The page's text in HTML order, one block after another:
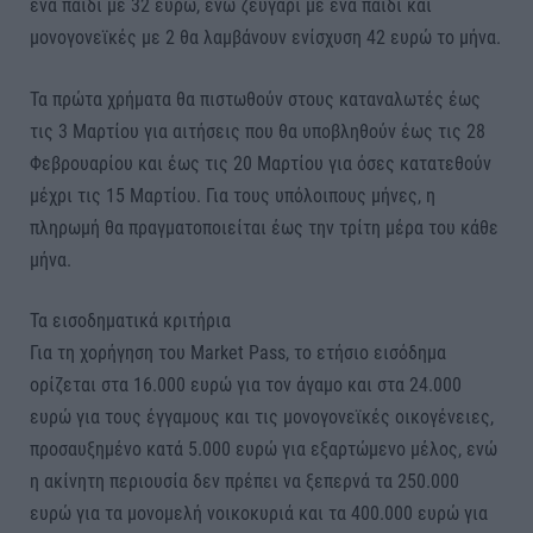
ένα παιδί με 32 ευρώ, ενώ ζευγάρι με ένα παιδί και
μονογονεϊκές με 2 θα λαμβάνουν ενίσχυση 42 ευρώ το μήνα.
Τα πρώτα χρήματα θα πιστωθούν στους καταναλωτές έως
τις 3 Μαρτίου για αιτήσεις που θα υποβληθούν έως τις 28
Φεβρουαρίου και έως τις 20 Μαρτίου για όσες κατατεθούν
μέχρι τις 15 Μαρτίου. Για τους υπόλοιπους μήνες, η
πληρωμή θα πραγματοποιείται έως την τρίτη μέρα του κάθε
μήνα.
Τα εισοδηματικά κριτήρια
Για τη χορήγηση του Market Pass, το ετήσιο εισόδημα
ορίζεται στα 16.000 ευρώ για τον άγαμο και στα 24.000
ευρώ για τους έγγαμους και τις μονογονεϊκές οικογένειες,
προσαυξημένο κατά 5.000 ευρώ για εξαρτώμενο μέλος, ενώ
η ακίνητη περιουσία δεν πρέπει να ξεπερνά τα 250.000
ευρώ για τα μονομελή νοικοκυριά και τα 400.000 ευρώ για